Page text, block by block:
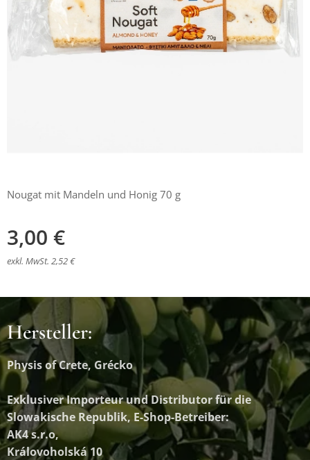
Nougat mit Mandeln und Honig 70 g
3,00 €
exkl. MwSt. 2,52 €
Hersteller:
Physis of Crete, Grécko
Exklusiver Importeur und Distributorfür die
Slowakische Republik, E-Shop-Betreiber:
AK4 s.r.o,
Královoholská 10